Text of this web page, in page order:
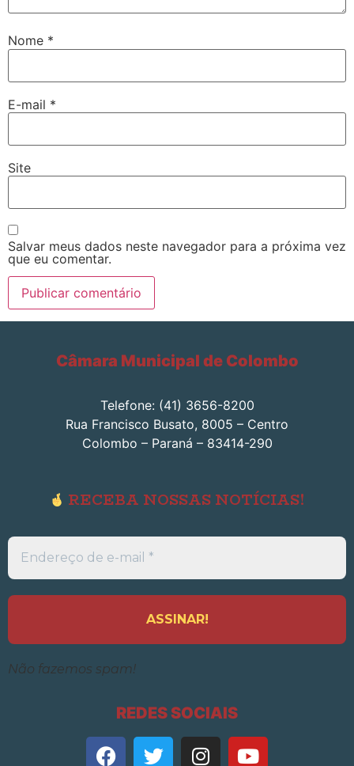
Nome *
E-mail *
Site
Salvar meus dados neste navegador para a próxima vez
que eu comentar.
Câmara Municipal de Colombo
Telefone: (41) 3656-8200
Rua Francisco Busato, 8005 – Centro
Colombo – Paraná – 83414-290
RECEBA NOSSAS NOTÍCIAS!
Endereço
de
e-
*
Não fazemos spam!
REDES SOCIAIS